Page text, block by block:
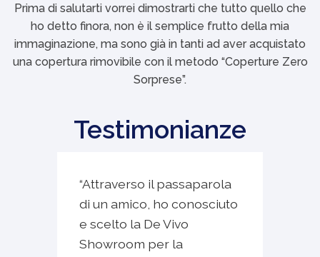
Prima di salutarti vorrei dimostrarti che tutto quello che
ho detto finora, non è il semplice frutto della mia
immaginazione, ma sono già in tanti ad aver acquistato
una copertura rimovibile con il metodo “Coperture Zero
Sorprese”.
Testimonianze
“Attraverso il passaparola
di un amico, ho conosciuto
e scelto la De Vivo
Showroom per la